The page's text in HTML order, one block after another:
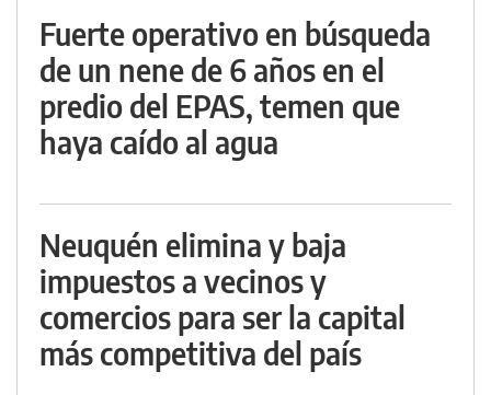
Fuerte operativo en búsqueda
de un nene de 6 años en el
predio del EPAS, temen que
haya caído al agua
Neuquén elimina y baja
impuestos a vecinos y
comercios para ser la capital
más competitiva del país